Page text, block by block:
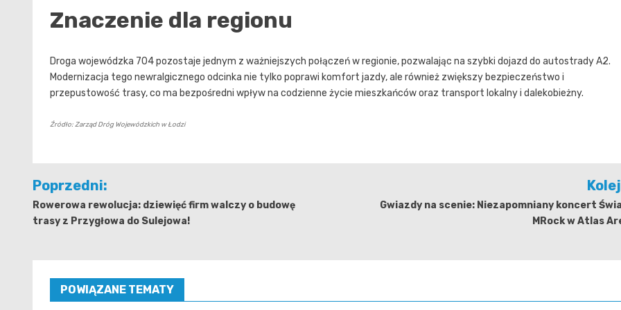
Znaczenie dla regionu
Droga wojewódzka 704 pozostaje jednym z ważniejszych połączeń w regionie, pozwalając na szybki dojazd do autostrady A2.
Modernizacja tego newralgicznego odcinka nie tylko poprawi komfort jazdy, ale również zwiększy bezpieczeństwo i
przepustowość trasy, co ma bezpośredni wpływ na codzienne życie mieszkańców oraz transport lokalny i dalekobieżny.
Źródło: Zarząd Dróg Wojewódzkich w Łodzi
Nawigacja
wpisu
Poprzedni:
Rowerowa rewolucja: dziewięć firm walczy o budowę
trasy z Przygłowa do Sulejowa!
Gwiazdy na scenie: Niezapomniany koncert
MRock w Atlas
POWIĄZANE TEMATY